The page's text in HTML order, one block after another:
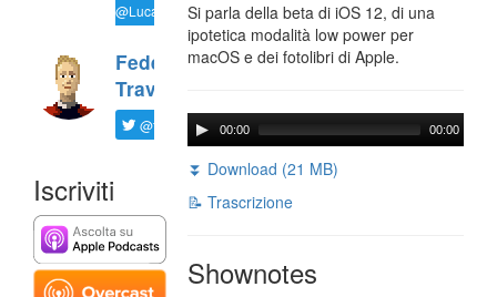
@LucaTNT
Federico
Travaini
@ftrava
Iscriviti
Si parla della beta di iOS 12, di una
ipotetica modalità low power per
macOS e dei fotolibri di Apple.
00:00 00:00
⏬ Download (21 MB)
📝 Trascrizione
Shownotes